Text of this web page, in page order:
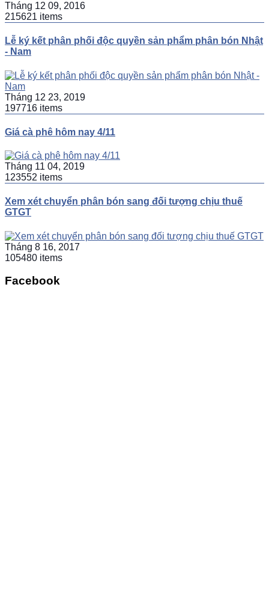
Tháng 12 09, 2016
215621 items
Lễ ký kết phân phối độc quyền sản phẩm phân bón Nhật
- Nam
Tháng 12 23, 2019
197716 items
Giá cà phê hôm nay 4/11
Tháng 11 04, 2019
123552 items
Xem xét chuyển phân bón sang đối tượng chịu thuế
GTGT
Tháng 8 16, 2017
105480 items
Facebook